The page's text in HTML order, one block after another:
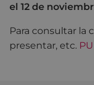
el 12 de
Para consultar la
presentar, etc.